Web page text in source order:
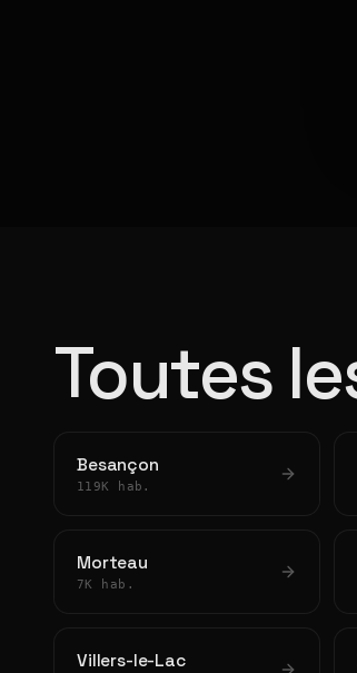
Toutes
Besançon
119K hab.
Morteau
7K hab.
Villers-le-Lac